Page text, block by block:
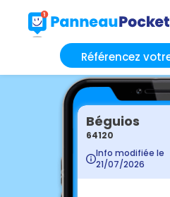
Référencez
Béguios
64120
Info modifiée le
21/07/2026